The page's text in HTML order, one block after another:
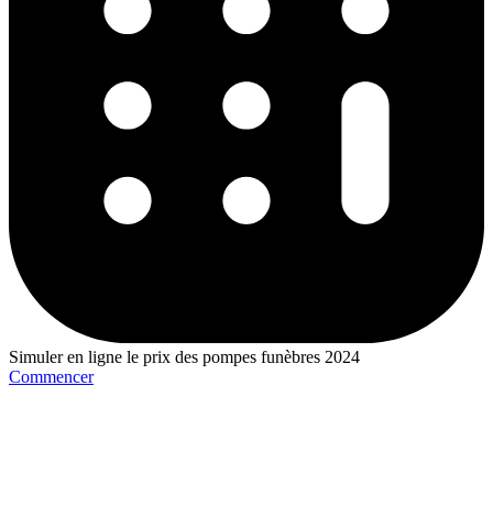
Simuler en ligne le prix des pompes funèbres 2024
Commencer